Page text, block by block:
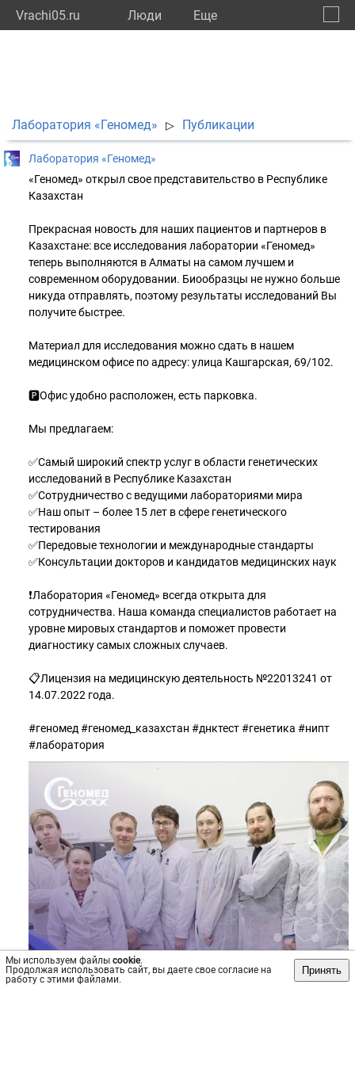
Vrachi05.ru Люди Eще
Мы используем файлы cookie.
Продолжая использовать сайт, вы даете свое согласие на
работу с этими файлами.
Принять
Лаборатория «Геномед» ▷ Публикации
Лаборатория «Геномед»
«Геномед» открыл свое представительство в Республике
Казахстан
Прекрасная новость для наших пациентов и партнеров в
Казахстане: все исследования лаборатории «Геномед»
теперь выполняются в Алматы на самом лучшем и
современном оборудовании. Биообразцы не нужно больше
никуда отправлять, поэтому результаты исследований Вы
получите быстрее.
Материал для исследования можно сдать в нашем
медицинском офисе по адресу: улица Кашгарская, 69/102.
🅿️Офис удобно расположен, есть парковка.
Мы предлагаем:
✅Самый широкий спектр услуг в области генетических
исследований в Республике Казахстан
✅Сотрудничество с ведущими лабораториями мира
✅Наш опыт – более 15 лет в сфере генетического
тестирования
✅Передовые технологии и международные стандарты
✅Консультации докторов и кандидатов медицинских наук
❗Лаборатория «Геномед» всегда открыта для
сотрудничества. Наша команда специалистов работает на
уровне мировых стандартов и поможет провести
диагностику самых сложных случаев.
📋Лицензия на медицинскую деятельность №22013241 от
14.07.2022 года.
#геномед #геномед_казахстан #днктест #генетика #нипт
#лаборатория